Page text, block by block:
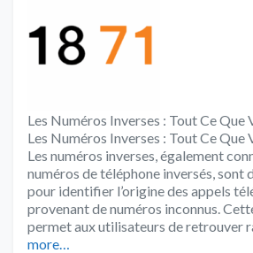
Les Numéros Inverses : Tout Ce Que
Les Numéros Inverses : Tout Ce Que
Les numéros inverses, également
numéros de téléphone inversés, sont
pour identifier l’origine des appels
provenant de numéros inconnus.
permet aux utilisateurs de retrouver
more…